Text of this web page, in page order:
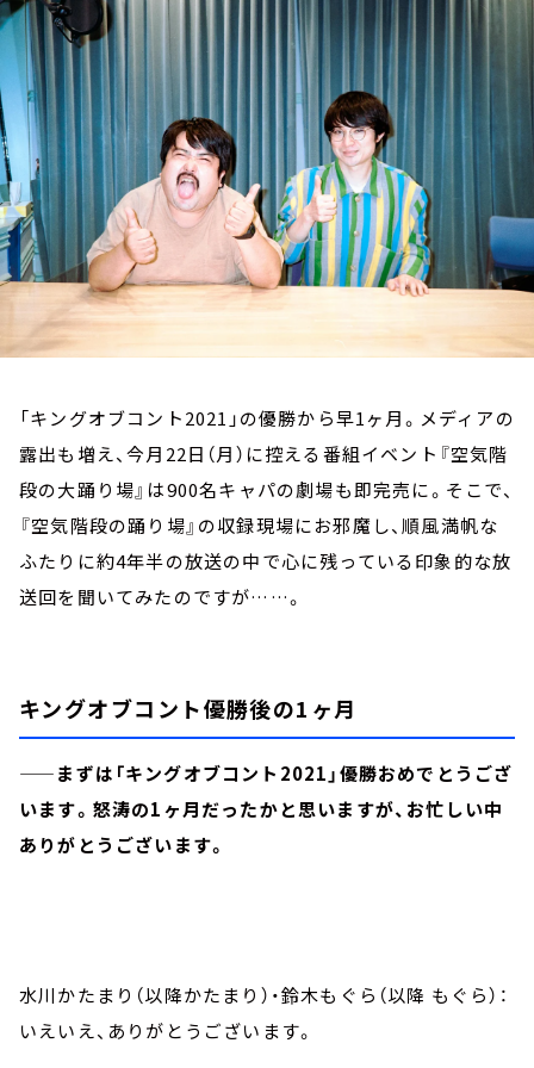
お知らせ
イベント・グッズ
YouTube
会社情報
「キングオブコント2021」の優勝から早1ヶ月。メディアの
露出も増え、今月22日（月）に控える番組イベント『空気階
段の大踊り場』は900名キャパの劇場も即完売に。そこで、
『空気階段の踊り場』の収録現場にお邪魔し、順風満帆な
ふたりに約4年半の放送の中で心に残っている印象的な放
送回を聞いてみたのですが……。
キングオブコント優勝後の1ヶ月
——まずは「キングオブコント2021」優勝おめでとうござ
います。怒涛の1ヶ月だったかと思いますが、お忙しい中
ありがとうございます。
水川かたまり（以降かたまり）・鈴木もぐら（以降 もぐら）：
いえいえ、ありがとうございます。